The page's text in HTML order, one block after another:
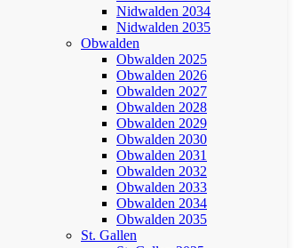
Nidwalden 2034
Nidwalden 2035
Obwalden
Obwalden 2025
Obwalden 2026
Obwalden 2027
Obwalden 2028
Obwalden 2029
Obwalden 2030
Obwalden 2031
Obwalden 2032
Obwalden 2033
Obwalden 2034
Obwalden 2035
St. Gallen